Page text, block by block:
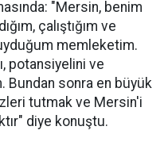
"Mersin, benim
çalıştığım ve
memleketim.
potansiyelini ve
Bundan sonra en büyük
tutmak ve Mersin'i
diye konuştu.